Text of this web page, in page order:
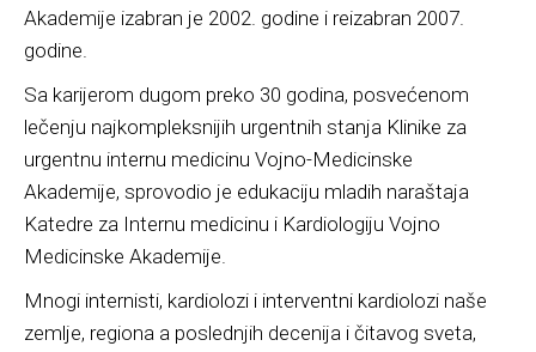
Akademije izabran je 2002. godine i reizabran 2007.
godine.
Sa karijerom dugom preko 30 godina, posvećenom
lečenju najkompleksnijih urgentnih stanja Klinike za
urgentnu internu medicinu Vojno-Medicinske
Akademije, sprovodio je edukaciju mladih naraštaja
Katedre za Internu medicinu i Kardiologiju Vojno
Medicinske Akademije.
Mnogi internisti, kardiolozi i interventni kardiolozi naše
zemlje, regiona a poslednjih decenija i čitavog sveta,